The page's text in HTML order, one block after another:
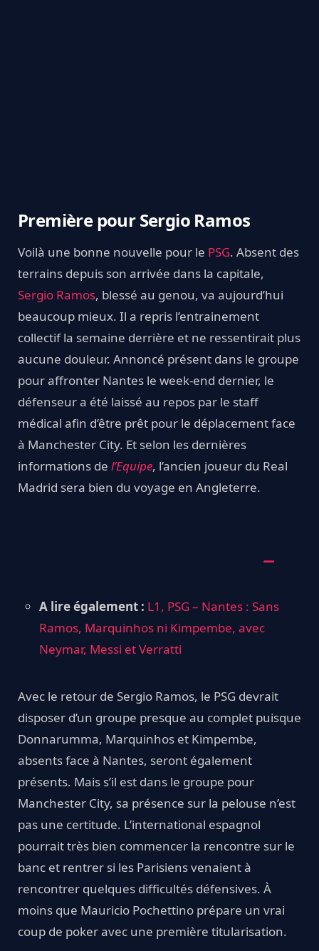
Première pour Sergio Ramos
Voilà une bonne nouvelle pour le PSG. Absent des
terrains depuis son arrivée dans la capitale,
Sergio Ramos, blessé au genou, va aujourd’hui
beaucoup mieux. Il a repris l’entrainement
collectif la semaine derrière et ne ressentirait plus
aucune douleur. Annoncé présent dans le groupe
pour affronter Nantes le week-end dernier, le
défenseur a été laissé au repos par le staff
médical afin d’être prêt pour le déplacement face
à Manchester City. Et selon les dernières
informations de l’Equipe, l’ancien joueur du Real
Madrid sera bien du voyage en Angleterre.
A lire également : L1, PSG – Nantes : Sans
Ramos, Marquinhos ni Kimpembe, avec
Neymar, Messi et Verratti
Avec le retour de Sergio Ramos, le PSG devrait
disposer d’un groupe presque au complet puisque
Donnarumma, Marquinhos et Kimpembe,
absents face à Nantes, seront également
présents. Mais s’il est dans le groupe pour
Manchester City, sa présence sur la pelouse n’est
pas une certitude. L’international espagnol
pourrait très bien commencer la rencontre sur le
banc et rentrer si les Parisiens venaient à
rencontrer quelques difficultés défensives. À
moins que Mauricio Pochettino prépare un vrai
coup de poker avec une première titularisation.